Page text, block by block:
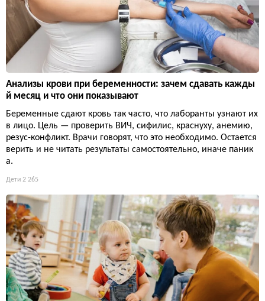
Анализы крови при беременности: зачем сдавать кажды
й месяц и что они показывают
Беременные сдают кровь так часто, что лаборанты узнают их
в лицо. Цель — проверить ВИЧ, сифилис, краснуху, анемию,
резус-конфликт. Врачи говорят, что это необходимо. Остается
верить и не читать результаты самостоятельно, иначе паник
а.
Дети 2 265